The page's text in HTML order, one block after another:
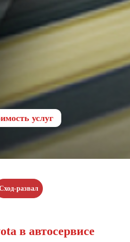
услуг
развал
в автосервисе